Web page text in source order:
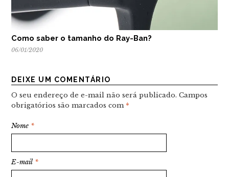
Como saber o tamanho do Ray-Ban?
06/01/2020
DEIXE UM COMENTÁRIO
O seu endereço de e-mail não será publicado. Campos
obrigatórios são marcados com *
Nome *
E-mail *